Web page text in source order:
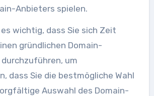
Anbieters spielen.
wichtig, dass Sie sich Zeit
gründlichen Domain-
um
dass Sie die bestmögliche Wahl
Auswahl des Domain-